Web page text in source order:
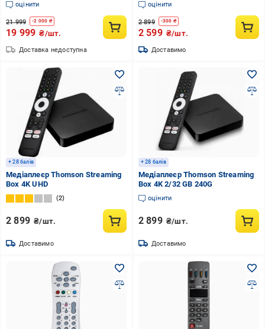
оцінити
21 999 -2 000 ₴
19 999 ₴/шт.
Доставка недоступна
оцінити
2 899 -300 ₴
2 599 ₴/шт.
Доставимо
+ 28 балів
Медіаплеєр Thomson Streaming
Box 4K UHD
2
2 899 ₴/шт.
Доставимо
+ 28 балів
Медіаплеєр Thomson Streaming
Box 4K 2/32 GB 240G
оцінити
2 899 ₴/шт.
Доставимо